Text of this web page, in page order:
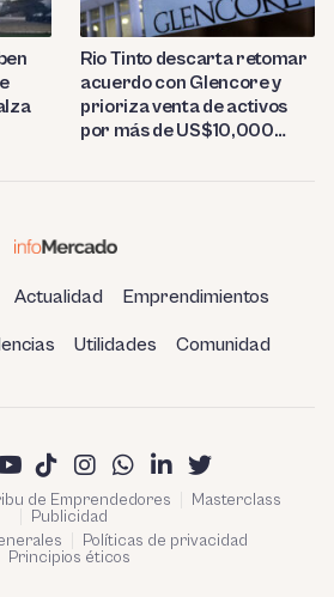
Rio Tinto descarta retomar
acuerdo con Glencore y
prioriza venta de activos
por más de US$10,000
Actualidad Emprendimientos
Utilidades Comunidad
de Emprendedores
Masterclass
Publicidad
Políticas de privacidad
Principios éticos